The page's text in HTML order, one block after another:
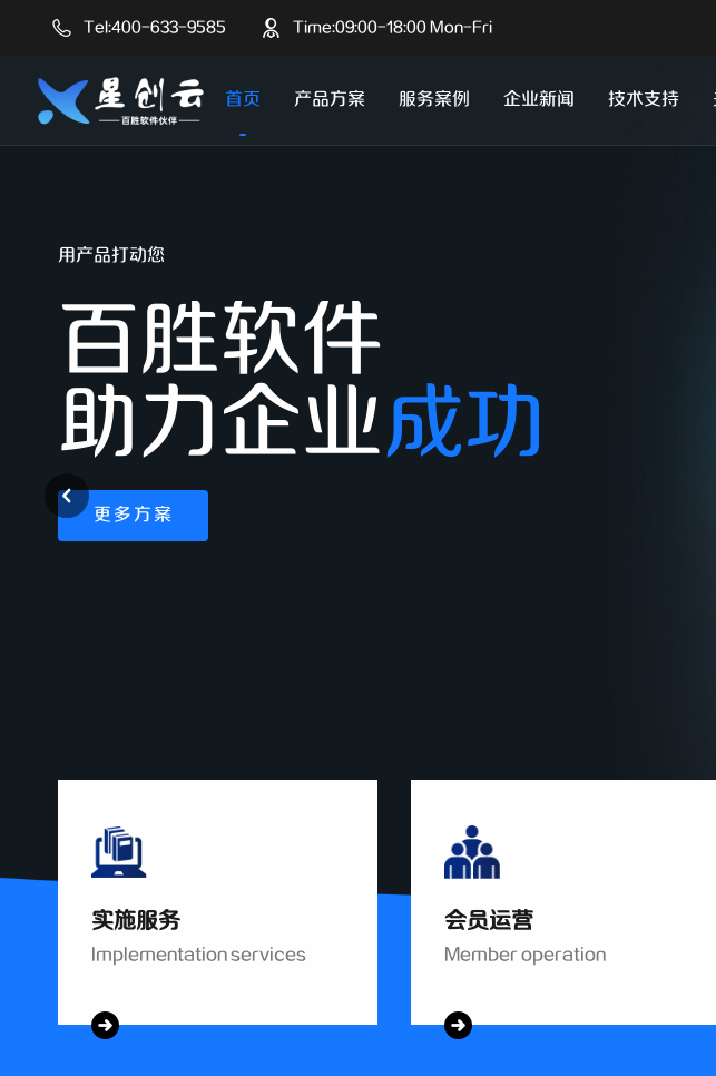
Tel:400-633-9585 Time:09:00-18:00 Mon-Fri
首页 产品方案 服务案例 企业新闻 技术支持
用产品打动您
百胜软件
助力企业成功
更多方案
百胜软件企业视
关于我们 企业文化
实施服务
Implementation services
会员运营
Member operation